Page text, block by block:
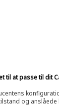
til at passe til dit
og